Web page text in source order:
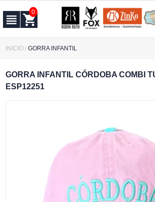
0
INICIO /GORRA INFANTIL
GORRA INFANTIL CÓRDOBA COMBI
ESP12251